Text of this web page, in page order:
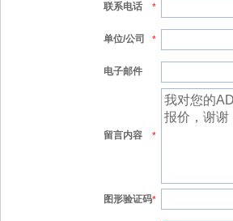
联系电话 *
单位/公司 *
电子邮件
留言内容 *
图形验证码*